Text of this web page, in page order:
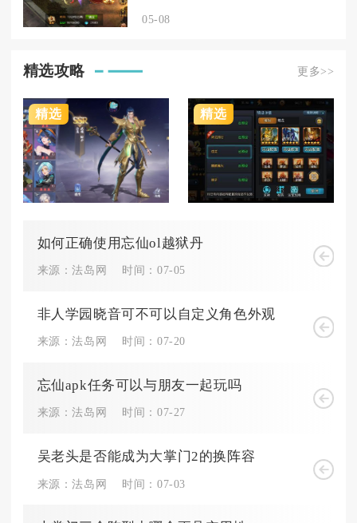
05-08
精选攻略 更多>>
精选 精选
如何正确使用忘仙ol越狱丹
来源：法岛网 时间：07-05
非人学园晓音可不可以自定义角色外观
来源：法岛网 时间：07-20
忘仙apk任务可以与朋友一起玩吗
来源：法岛网 时间：07-27
吴老头是否能成为大掌门2的换阵容
来源：法岛网 时间：07-03